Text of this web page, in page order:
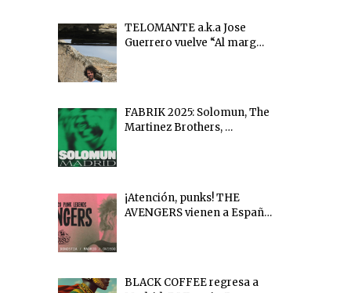
TELOMANTE a.k.a Jose
Guerrero vuelve “Al marg…
FABRIK 2025: Solomun, The
Martinez Brothers, …
¡Atención, punks! THE
AVENGERS vienen a Españ…
BLACK COFFEE regresa a